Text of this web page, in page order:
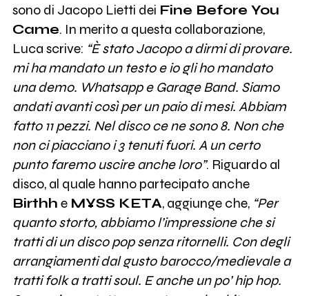
sono di Jacopo Lietti dei Fine Before You
Came. In merito a questa collaborazione,
Luca scrive: “È stato Jacopo a dirmi di provare.
mi ha mandato un testo e io gli ho mandato
una demo. Whatsapp e Garage Band. Siamo
andati avanti così per un paio di mesi. Abbiam
fatto 11 pezzi. Nel disco ce ne sono 8. Non che
non ci piacciano i 3 tenuti fuori. A un certo
punto faremo uscire anche loro”. Riguardo al
disco, al quale hanno partecipato anche
Birthh e M¥SS KETA, aggiunge che, “Per
quanto storto, abbiamo l’impressione che si
tratti di un disco pop senza ritornelli. Con degli
arrangiamenti dal gusto barocco/medievale a
tratti folk a tratti soul. E anche un po’ hip hop.